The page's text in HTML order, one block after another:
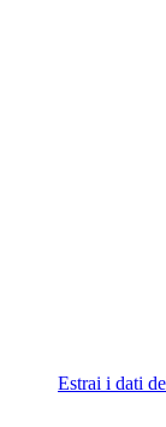
Estrai i dati